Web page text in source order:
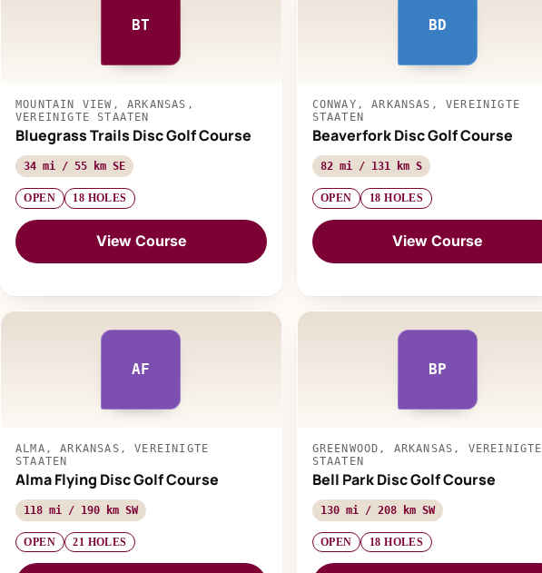
BT
MOUNTAIN VIEW, ARKANSAS,
VEREINIGTE STAATEN
Bluegrass Trails Disc Golf Course
34 mi / 55 km SE
OPEN 18 HOLES
View Course
BD
CONWAY, ARKANSAS, VEREINIGTE
STAATEN
Beaverfork Disc Golf Course
82 mi / 131 km S
OPEN 18 HOLES
View Course
AF
ALMA, ARKANSAS, VEREINIGTE
STAATEN
Alma Flying Disc Golf Course
118 mi / 190 km SW
OPEN 21 HOLES
BP
GREENWOOD, ARKANSAS, VEREINIGTE
STAATEN
Bell Park Disc Golf Course
130 mi / 208 km SW
OPEN 18 HOLES